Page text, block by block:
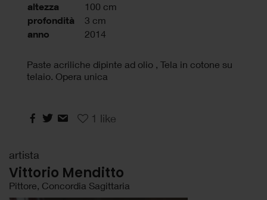
altezza 100 cm
profondità 3 cm
anno 2014
Paste acriliche dipinte ad olio , Tela in cotone su
telaio. Opera unica
1 like
artista
Vittorio Menditto
Pittore, Concordia Sagittaria